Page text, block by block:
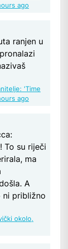
ago
ranjen u
'Time
ago
To su riječi
ma
A
ni približno
okolo,